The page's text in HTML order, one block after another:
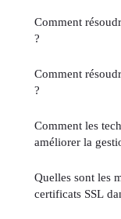
Comment
?
Comment
?
Comment les
améliorer la
Quelles sont les
certificats SSL